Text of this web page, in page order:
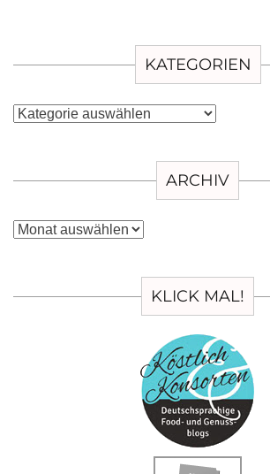
KATEGORIEN
Kategorien
ARCHIV
Archiv
KLICK MAL!